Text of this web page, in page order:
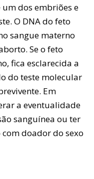
dos embriões e
O DNA do feto
sangue materno
Se o feto
fica esclarecida a
do teste molecular
Em
a eventualidade
sanguínea ou ter
doador do sexo